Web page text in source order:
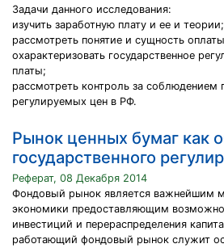
Задачи данного исследования:
изучить заработную плату и ее и теории;
рассмотреть понятие и сущность
охарактеризовать государственное
платы;
рассмотреть контроль за соблюдением
регулируемых цен в РФ.
Рынок ценных бумаг как
государственного
Реферат, 08 Декабря 2014
Фондовый рынок является важнейшим
экономики предоставляющим
инвестиций и перераспределения
работающий фондовый рынок служит